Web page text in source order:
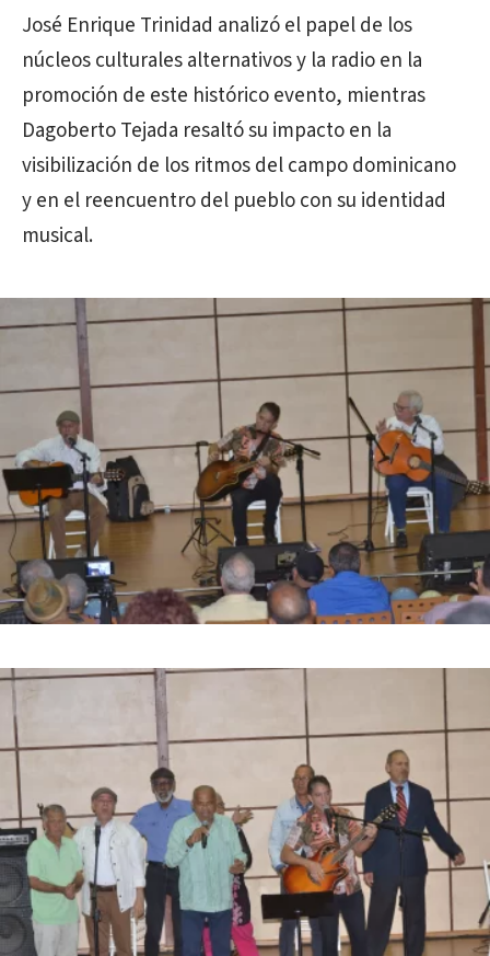
José Enrique Trinidad analizó el papel de los
núcleos culturales alternativos y la radio en la
promoción de este histórico evento, mientras
Dagoberto Tejada resaltó su impacto en la
visibilización de los ritmos del campo dominicano
y en el reencuentro del pueblo con su identidad
musical.